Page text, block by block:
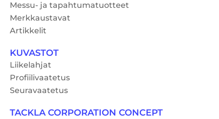
Messu- ja tapahtumatuotteet
Merkkaustavat
Artikkelit
KUVASTOT
Liikelahjat
Profiilivaatetus
Seuravaatetus
TACKLA CORPORATION CONCEPT